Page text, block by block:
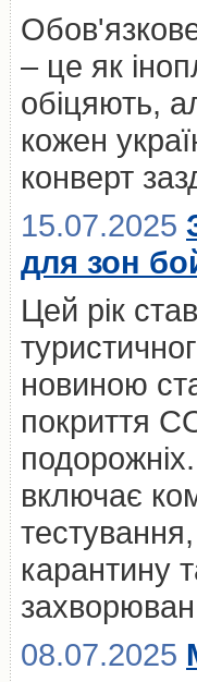
– це як
обіцяють,
кожен
конверт
15.07.2025
для зон
Цей рік
новиною
покриття
включає
карантину
08.07.2025